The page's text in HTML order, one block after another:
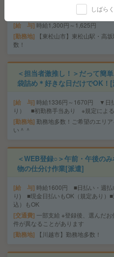
＼来社不要／単発1日OK＊DM
給 与 時給1,300円～1,625円
勤務地
【東松山市】東松山駅・高
数！
＜担当者激推し！＞だって簡
袋詰め＊好きな日だけでOK！
給 与 時給1336円～1670円 ▼日
り） ■初勤務手当あり ※規定による
勤務地 勤務地多数！ご希望のエリ
い＾＾
＜WEB登録○＞午前・午後の
物の仕分け作業[派遣]
給 与 時給1600円 ■日払い・週払
り) ■現金日払いもOK（規定あり）
込）もOK
交通費 一部支給 ※登録後、選んだお
件が異なることがあります
勤務地 【川越市】勤務地多数！
しばら